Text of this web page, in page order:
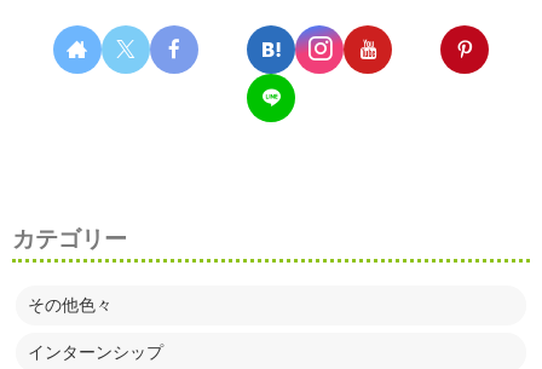
カテゴリー
その他色々
インターンシップ